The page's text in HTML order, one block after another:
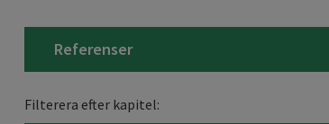
Referenser
Filterera efter kapitel: